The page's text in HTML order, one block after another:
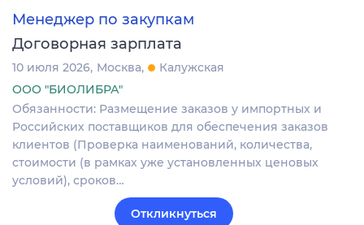
Менеджер по закупкам
Договорная зарплата
10 июля 2026 Москва
Калужская
ООО "БИОЛИБРА"
Обязанности: Размещение заказов у импортных и
Российских поставщиков для обеспечения заказов
клиентов (Проверка наименований, количества,
стоимости (в рамках уже установленных ценовых
условий), сроков…
Откликнуться